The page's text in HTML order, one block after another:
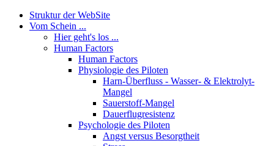
Struktur der WebSite
Vom Schein ...
Hier geht's los ...
Human Factors
Human Factors
Physiologie des Piloten
Harn-Überfluss - Wasser- & Elektrolyt-
Mangel
Sauerstoff-Mangel
Dauerflugresistenz
Psychologie des Piloten
Angst versus Besorgtheit